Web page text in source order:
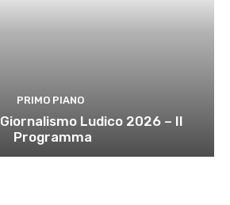
PRIMO PIANO
Ludico 2026 – Il
Programma